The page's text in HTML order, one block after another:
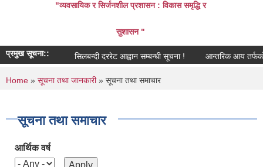
"व्यवसायिक र सिर्जनशील प्रशासन : विकास समृद्धि र
सुशासन "
प्रमुख सूचना:: सिलबन्दी दररेट आह्वान सम्बन्धी सूचना ! आन्तरिक आय तर्फको
You are here
Home » सूचना तथा जानकारी» सूचना तथा समाचार
सूचना तथा समाचार
आर्थिक वर्ष